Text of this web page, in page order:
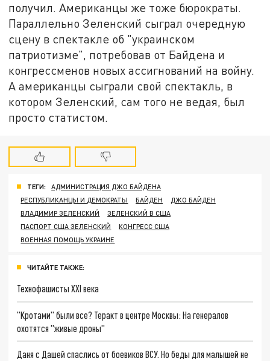
получил. Американцы же тоже бюрократы.
Параллельно Зеленский сыграл очередную
сцену в спектакле об "украинском
патриотизме", потребовав от Байдена и
конгрессменов новых ассигнований на войну.
А американцы сыграли свой спектакль, в
котором Зеленский, сам того не ведая, был
просто статистом.
ТЕГИ:
АДМИНИСТРАЦИЯ ДЖО БАЙДЕНА
РЕСПУБЛИКАНЦЫ И ДЕМОКРАТЫ
БАЙДЕН
ДЖО БАЙДЕН
ВЛАДИМИР ЗЕЛЕНСКИЙ
ЗЕЛЕНСКИЙ В США
ПАСПОРТ США ЗЕЛЕНСКИЙ
КОНГРЕСС США
ВОЕННАЯ ПОМОЩЬ УКРАИНЕ
ЧИТАЙТЕ ТАКЖЕ:
Технофашисты XXI века
"Кротами" были все? Теракт в центре Москвы: На генералов
охотятся "живые дроны"
Даня с Дашей спаслись от боевиков ВСУ. Но беды для малышей не